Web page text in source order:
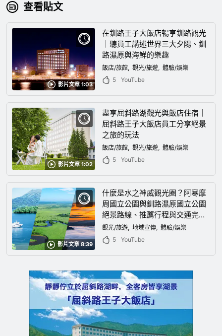
查看貼文
影片文章 1:03
在釧路王子大飯店暢享釧路觀光
｜聽員工講述世界三大夕陽、釧
路濕原與海鮮的樂趣
飯店/旅館 觀光/旅遊
體驗/娛樂
5
YouTube
影片文章 1:02
盡享屈斜路湖觀光與飯店住宿｜
屈斜路王子大飯店員工分享絕景
之旅的玩法
飯店/旅館 觀光/旅遊
體驗/娛樂
5
YouTube
影片文章 8:39
什麼是水之神威觀光圈？阿寒摩
周國立公園與釧路濕原國立公園
絕景路線、推薦行程與交通完整
指南
觀光/旅遊 地域宣傳
體驗/娛樂
5
YouTube